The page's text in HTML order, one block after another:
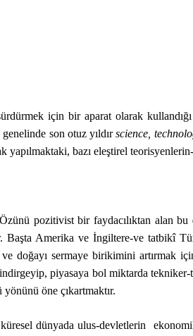
sürdürmek için bir aparat olarak
son otuz yıldırscience,
bazı eleştirel
pozitivist bir faydacılıktan alan
Başta Amerika ve İngiltere-ve tatbikî
sermaye birikimini artırmak
piyasaya bol miktarda
öne çıkartmaktır.
dünyada ulus-devletlerin